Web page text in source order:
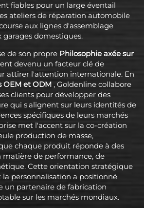
fiables pour un large éventail
ateliers de réparation automobile
aux lignes d'assemblage
garages domestiques.
de son propre Philosophie axée sur
devenu un facteur clé de
attirer l'attention internationale. En
OEM et ODM , Goldenline collabore
clients pour développer des
qui s'alignent sur leurs identités de
spécifiques de leurs marchés
met l'accent sur la co-création
production de masse,
chaque produit réponde à des
matière de performance, de
Cette orientation stratégique
personnalisation a positionné
un partenaire de fabrication
sur les marchés mondiaux.